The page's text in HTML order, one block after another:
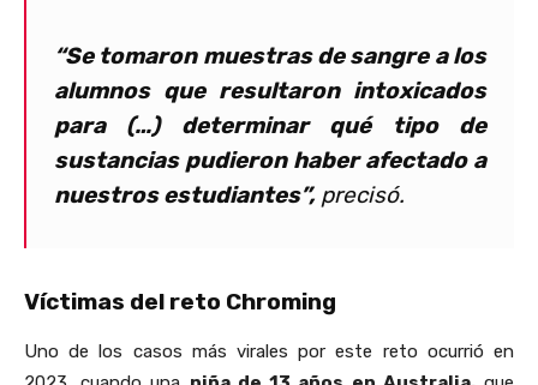
“Se tomaron muestras de sangre a los
alumnos que resultaron intoxicados
para (…) determinar qué tipo de
sustancias pudieron haber afectado a
nuestros estudiantes”, precisó.
Víctimas del reto Chroming
Uno de los casos más virales por este reto ocurrió en